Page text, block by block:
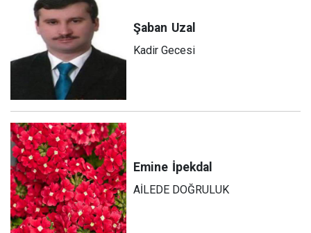
Şaban Uzal
Kadir Gecesi
Emine İpekdal
AİLEDE DOĞRULUK